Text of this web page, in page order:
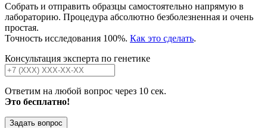
Собрать и отправить образцы самостоятельно напрямую в
лабораторию. Процедура абсолютно безболезненная и очень
простая.
Точность исследования 100%. Как это сделать.
Консультация эксперта по генетике
Ответим на любой вопрос через 10 сек.
Это бесплатно!
Задать вопрос